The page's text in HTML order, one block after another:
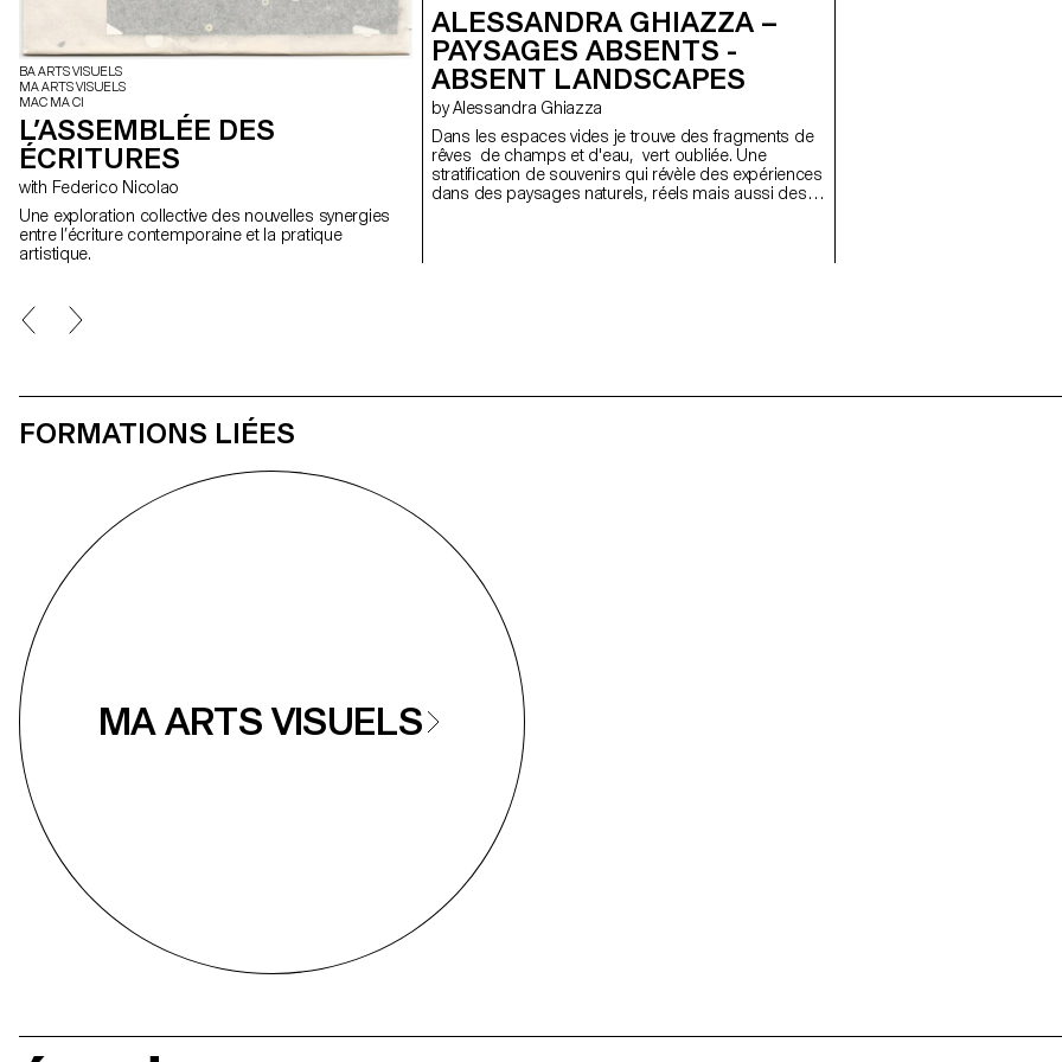
BA ARTS VISUELS
MA ARTS VISUELS
MAC MA CI
L’ASSEMBLÉE DES
ÉCRITURES
with Federico Nicolao
Une exploration collective des nouvelles synergies
entre l’écriture contemporaine et la pratique
artistique.
ALESSANDRA GHIAZZA –
PAYSAGES ABSENTS -
ABSENT LANDSCAPES
by Alessandra Ghiazza
Dans les espaces vides je trouve des fragments de
rêves de champs et d'eau, vert oubliée. Une
stratification de souvenirs qui révèle des expériences
dans des paysages naturels, réels mais aussi des
FORMATIONS LIÉES
MA ARTS VISUELS